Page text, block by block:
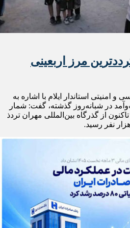
مرز اربعینی
و امنیتی استاندار ایلام با اشاره به
۷۵ هزار رفت‌وآمد در شبانه‌روز گذشته، گفت: شمار
از گذرگاه بین‌المللی مهران تردذ